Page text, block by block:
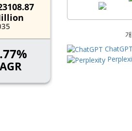
ChatGPT